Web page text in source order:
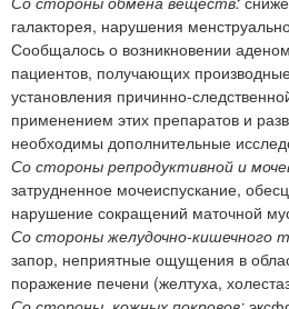
галакторея, нарушения
Сообщалось о возникновении
пациентов, получающих
установления причинно-
применением этих препаратов и
необходимы дополнительные
Со стороны репродуктивной и
затрудненное мочеиспускание,
нарушение сокращений маточной
Со стороны желудочно-кишечного
запор, неприятные ощущения в
поражение печени (желтуха,